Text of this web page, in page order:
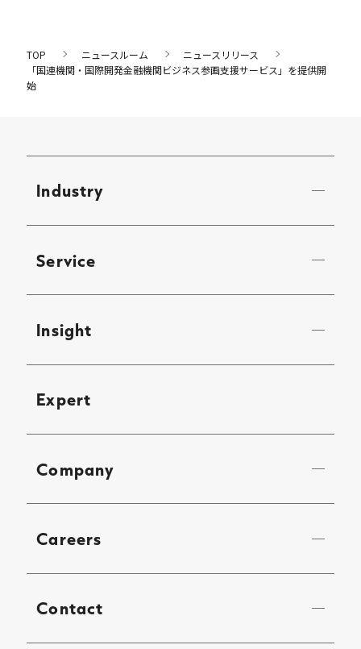
TOP ニュースルーム
ニュースリリース
「国連機関・国際開発金融機関ビジネス参画支援サービス」を提供開
始
Industry
Service
Insight
Expert
Company
Careers
Contact